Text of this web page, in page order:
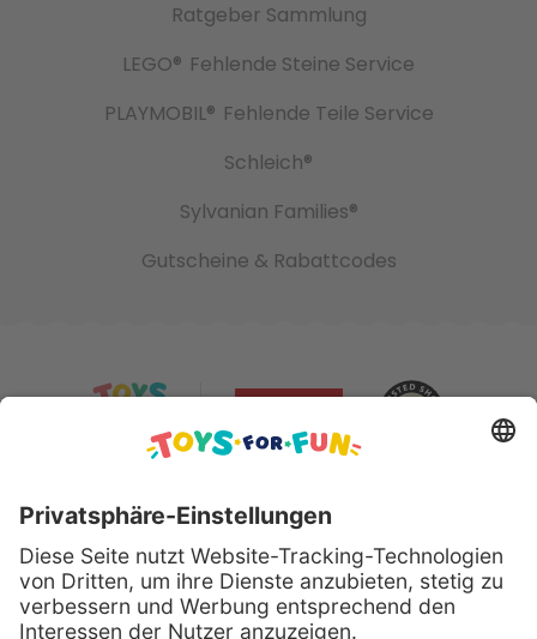
Ratgeber Sammlung
LEGO® Fehlende Steine Service
PLAYMOBIL® Fehlende Teile Service
Schleich®
Sylvanian Families®
Gutscheine & Rabattcodes
Sicher bezahlen mit: